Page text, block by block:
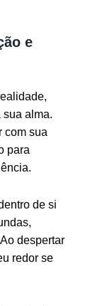
e
alma.
com sua
para
de si
despertar
redor se